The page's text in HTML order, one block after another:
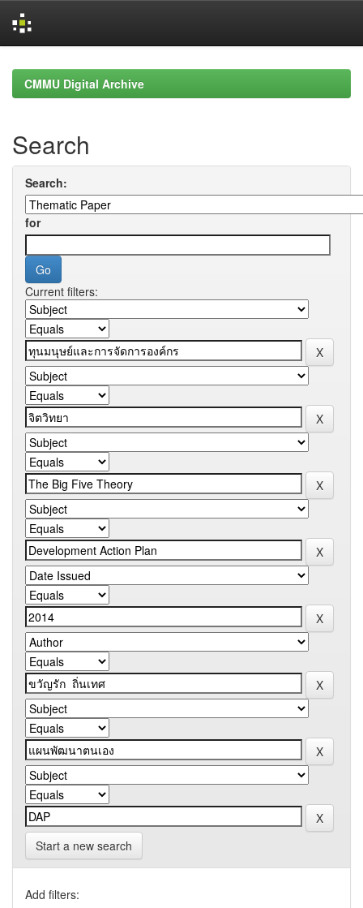
navigationCMMU Digital Archive
Search
Search:
for
Current filters:
Start a new search
Add filters: